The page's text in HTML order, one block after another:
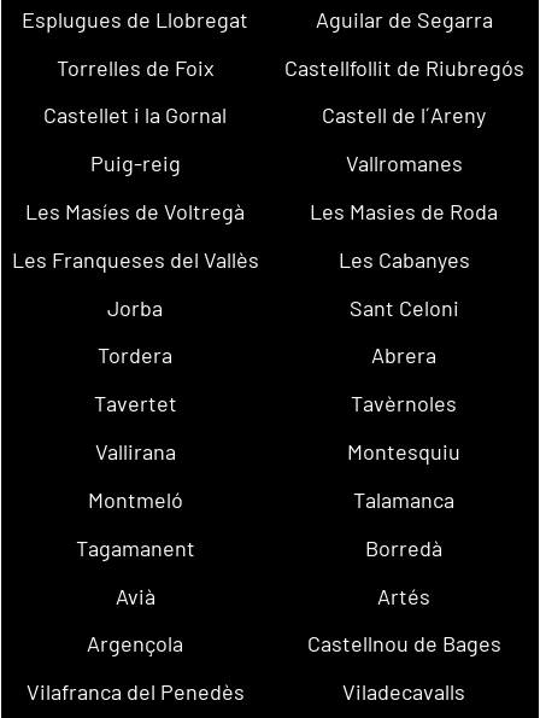
Esplugues de Llobregat
Aguilar de Segarra
Torrelles de Foix
Castellfollit de Riubregós
Castellet i la Gornal
Castell de l´Areny
Puig-reig
Vallromanes
Les Masíes de Voltregà
Les Masies de Roda
Les Franqueses del Vallès
Les Cabanyes
Jorba
Sant Celoni
Tordera
Abrera
Tavertet
Tavèrnoles
Vallirana
Montesquiu
Montmeló
Talamanca
Tagamanent
Borredà
Avià
Artés
Argençola
Castellnou de Bages
Vilafranca del Penedès
Viladecavalls